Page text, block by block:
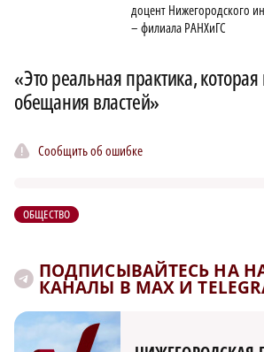
доцент Нижегородского
– филиала РАНХиГС
«Это реальная практика,
обещания властей»
Сообщить об ошибке
ОБЩЕСТВО
ПОДПИСЫВАЙТЕСЬ НА
КАНАЛЫ В MAX И